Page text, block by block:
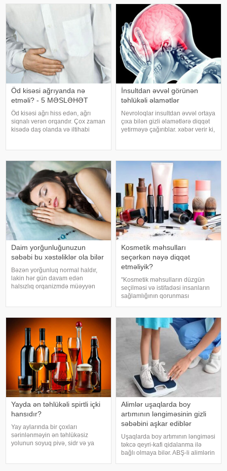
artdığını deyib. İnsult ciddi və
Buna səbəb təkcə yüksək
temperatur deyil. Açıq havad
Öd kisəsi ağrıyanda nə
etməli? - 5 MƏSLƏHƏT
Öd kisəsi ağrı hiss edən, ağrı
siqnalı verən orqandır. Çox zaman
kisədə daş olanda və iltihabi
bu zaman hətta ağrıkəsic
İnsultdan əvvəl görünən
təhlükəli əlamətlər
Nevroloqlar insultdan əvvəl ortaya
çıxa bilən gizli əlamətlərə diqqət
yetirməyə çağırıblar. xəbər verir ki,
verə bilər. Lakin b
Daim yorğunluğunuzun
səbəbi bu xəstəliklər ola bilər
Bəzən yorğunluq normal haldır,
lakin hər gün davam edən
halsızlıq orqanizmdə müəyyən
qan azlığı, qalxanabənzər vəz
xəstəlikləri, şəkərl
Kosmetik məhsulları
seçərkən nəyə diqqət
etməliyik?
"Kosmetik məhsulların düzgün
seçilməsi və istifadəsi insanların
sağlamlığının qorunması
Səhiyyə Nazirliyinin rəsmi
"Instagram" hesabınd
Yayda ən təhlükəli spirtli içki
hansıdır?
Yay aylarında bir çoxları
sərinlənməyin ən təhlükəsiz
yolunun soyuq pivə, sidr və ya
Alimlər uşaqlarda boy
artımının ləngiməsinin gizli
səbəbini aşkar ediblər
Uşaqlarda boy artımının ləngiməsi
təkcə qeyri-kafi qidalanma ilə
bağlı olmaya bilər. ABŞ-li alimlərin